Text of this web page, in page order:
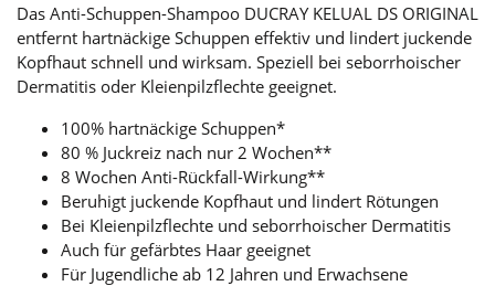
Das Anti-Schuppen-Shampoo DUCRAY KELUAL DS ORIGINAL
entfernt hartnäckige Schuppen effektiv und lindert juckende
Kopfhaut schnell und wirksam. Speziell bei seborrhoischer
Dermatitis oder Kleienpilzflechte geeignet.
100% hartnäckige Schuppen*
80 % Juckreiz nach nur 2 Wochen**
8 Wochen Anti-Rückfall-Wirkung**
Beruhigt juckende Kopfhaut und lindert Rötungen
Bei Kleienpilzflechte und seborrhoischer Dermatitis
Auch für gefärbtes Haar geeignet
Für Jugendliche ab 12 Jahren und Erwachsene